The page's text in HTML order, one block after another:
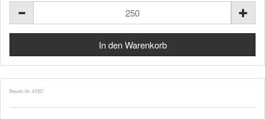
Bestell-Nr. 47357